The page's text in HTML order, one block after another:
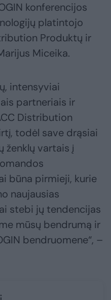
konferencijos
platintojo
Produktų ir
Miceika.
intensyviai
partneriais ir
Distribution
todėl save drąsiai
ženklų vartais į
būna pirmieji, kurie
naujausias
stebi jų tendencijas
mūsų bendrumą ir
bendruomene“, –